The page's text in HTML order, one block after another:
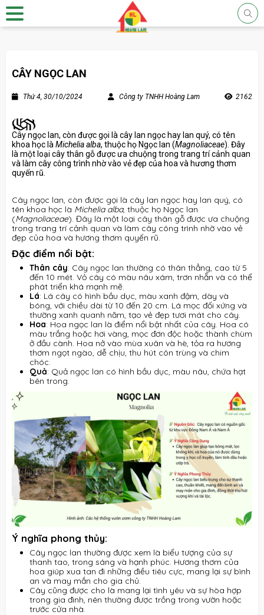
CÂY NGỌC LAN
Thứ 4, 30/10/2024 Công ty TNHH Hoàng Lam 2162
Cây ngọc lan, còn được gọi là cây lan ngọc hay lan quý, có tên
khoa học là Michelia alba, thuộc họ Ngọc lan (Magnoliaceae). Đây
là một loại cây thân gỗ được ưa chuộng trong trang trí cảnh quan
và làm cây công trình nhờ vào vẻ đẹp của hoa và hương thơm
quyến rũ.
Cây ngọc lan, còn được gọi là cây lan ngọc hay lan quý, có
tên khoa học là Michelia alba, thuộc họ Ngọc lan
(Magnoliaceae). Đây là một loại cây thân gỗ được ưa chuộng
trong trang trí cảnh quan và làm cây công trình nhờ vào vẻ
đẹp của hoa và hương thơm quyến rũ.
Đặc điểm nổi bật:
Thân cây: Cây ngọc lan thường có thân thẳng, cao từ 5
đến 10 mét. Vỏ cây có màu nâu xám, trơn nhẵn và có thể
phát triển khá mạnh mẽ.
Lá: Lá cây có hình bầu dục, màu xanh đậm, dày và
bóng, với chiều dài từ 10 đến 20 cm. Lá mọc đối xứng và
thường xanh quanh năm, tạo vẻ đẹp tươi mát cho cây.
Hoa: Hoa ngọc lan là điểm nổi bật nhất của cây. Hoa có
màu trắng hoặc hơi vàng, mọc đơn độc hoặc thành chùm
ở đầu cành. Hoa nở vào mùa xuân và hè, tỏa ra hương
thơm ngọt ngào, dễ chịu, thu hút côn trùng và chim
chóc.
Quả: Quả ngọc lan có hình bầu dục, màu nâu, chứa hạt
bên trong.
Ý nghĩa phong thủy:
Cây ngọc lan thường được xem là biểu tượng của sự
thanh tao, trong sáng và hạnh phúc. Hương thơm của
hoa giúp xua tan đi những điều tiêu cực, mang lại sự bình
an và may mắn cho gia chủ.
Cây cũng được cho là mang lại tình yêu và sự hòa hợp
trong gia đình, nên thường được trồng trong vườn hoặc
trước cửa nhà.